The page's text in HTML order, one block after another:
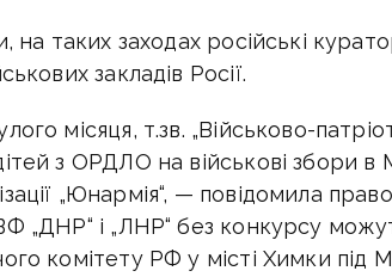
на таких заходах російські
закладів Росії.
місяця, т.зв. „Військово-
з ОРДЛО на військові збори в
„Юнармія“, — повідомила
„ДНР“ і „ЛНР“ без конкурсу
комітету РФ у місті Химки